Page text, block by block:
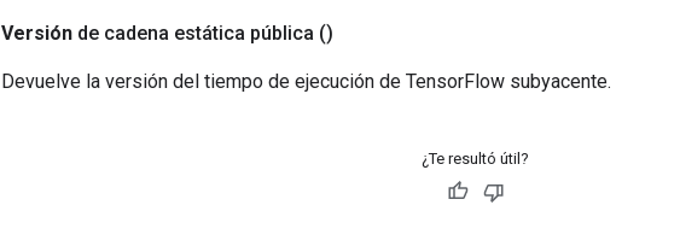
Versión de cadena estática pública ()
Devuelve la versión del tiempo de ejecución de TensorFlow subyacente.
¿Te resultó útil?